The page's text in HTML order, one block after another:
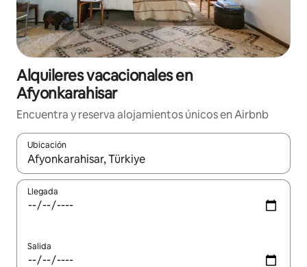
Alquileres vacacionales en
Afyonkarahisar
Encuentra y reserva alojamientos únicos en Airbnb
Ubicación
Cuando los resultados estén disponibles, navega con las
Llegada
Salida